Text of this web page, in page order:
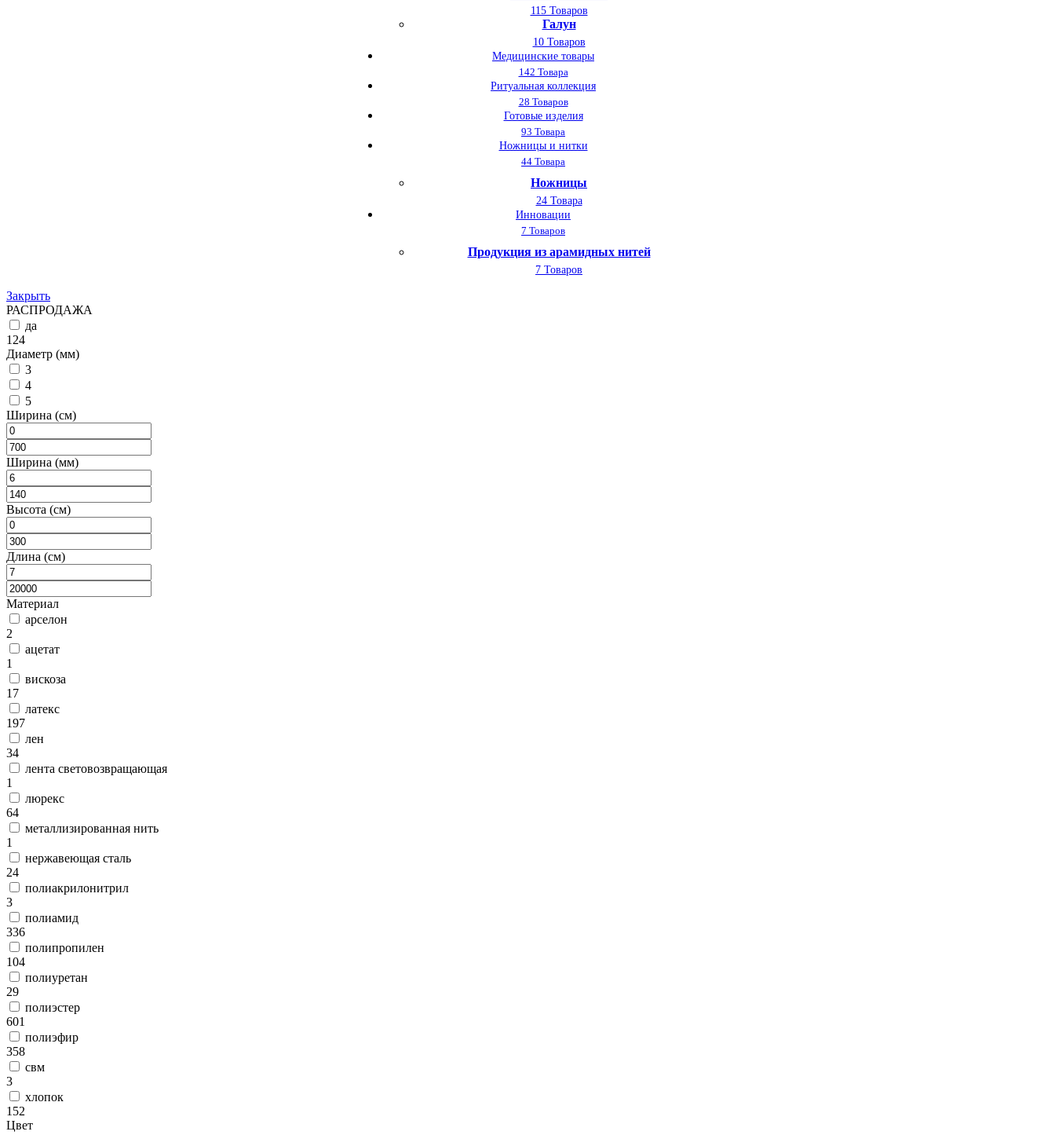
115 Товаров
Галун
10 Товаров
Медицинские товары
142 Товара
Ритуальная коллекция
28 Товаров
Готовые изделия
93 Товара
Ножницы и нитки
44 Товара
Ножницы
24 Товара
Инновации
7 Товаров
Продукция из арамидных нитей
7 Товаров
Закрыть
РАСПРОДАЖА
да
124
Диаметр (мм)
3
4
5
Ширина (см)
Ширина (мм)
Высота (см)
Длина (см)
Материал
арселон
2
ацетат
1
вискоза
17
латекс
197
лен
34
лента световозвращающая
1
люрекс
64
металлизированная нить
1
нержавеющая сталь
24
полиакрилонитрил
3
полиамид
336
полипропилен
104
полиуретан
29
полиэстер
601
полиэфир
358
свм
3
хлопок
152
Цвет